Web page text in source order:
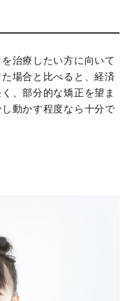
治療したい方に向いて
場合と比べると、経済
、部分的な矯正を望ま
動かす程度なら十分で